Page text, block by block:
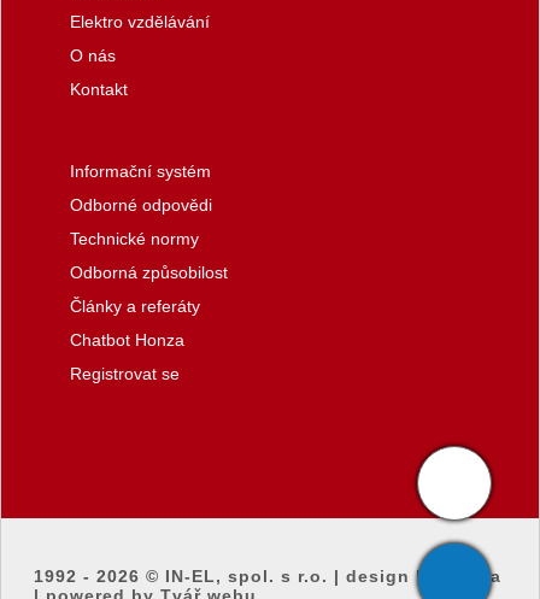
Elektro vzdělávání
O nás
Kontakt
Informační systém
Odborné odpovědi
Technické normy
Odborná způsobilost
Články a referáty
Chatbot Honza
Registrovat se
1992 - 2026 © IN-EL, spol. s r.o. | design by honza